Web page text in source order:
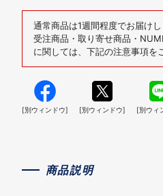
通常商品は1週間程度でお届けし
受注商品・取り寄せ商品・
に関しては、下記の注意事項を
[別ウィンドウ] [別ウィンドウ] [別ウィ
商品説明